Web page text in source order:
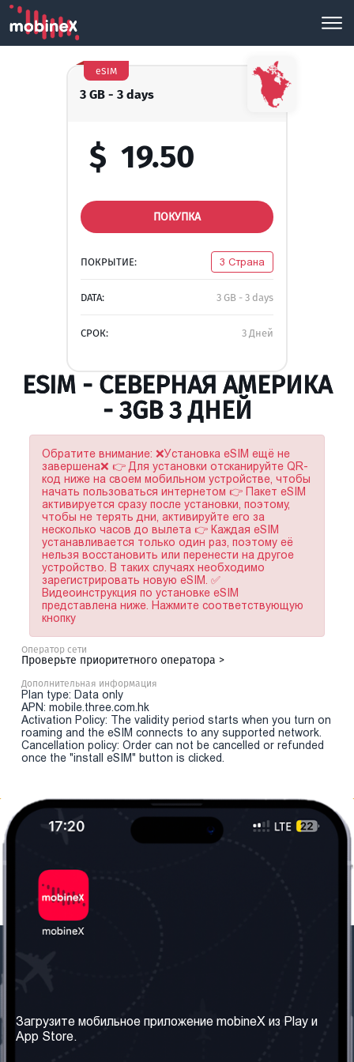
3 GB - 3 days
eSIM
$ 19.50
ПОКУПКА
ПОКРЫТИЕ: 3 Страна
DATA: 3 GB - 3 days
СРОК: 3 Дней
ESIM - СЕВЕРНАЯ АМЕРИКА
- 3GB 3 ДНЕЙ
Обратите внимание: ❌Установка eSIM ещё не
завершена❌ 👉 Для установки отсканируйте QR-
код ниже на своем мобильном устройстве, чтобы
начать пользоваться интернетом 👉 Пакет eSIM
активируется сразу после установки, поэтому,
чтобы не терять дни, активируйте его за
несколько часов до вылета 👉 Каждая eSIM
устанавливается только один раз, поэтому её
нельзя восстановить или перенести на другое
устройство. В таких случаях необходимо
зарегистрировать новую eSIM. ✅
Видеоинструкция по установке eSIM
представлена ниже. Нажмите соответствующую
кнопку
Оператор сети
Проверьте приоритетного оператора >
Дополнительная информация
Plan type: Data only
APN: mobile.three.com.hk
Activation Policy: The validity period starts when you turn on
roaming and the eSIM connects to any supported network.
Cancellation policy: Order can not be cancelled or refunded
once the "install eSIM" button is clicked.
Наши сервисы
Правила и Условия
Загрузите мобильное приложение mobineX из Play и
App Store.